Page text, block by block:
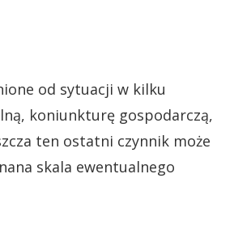
od sytuacji w kilku
koniunkturę gospodarczą,
ten ostatni czynnik może
skala ewentualnego